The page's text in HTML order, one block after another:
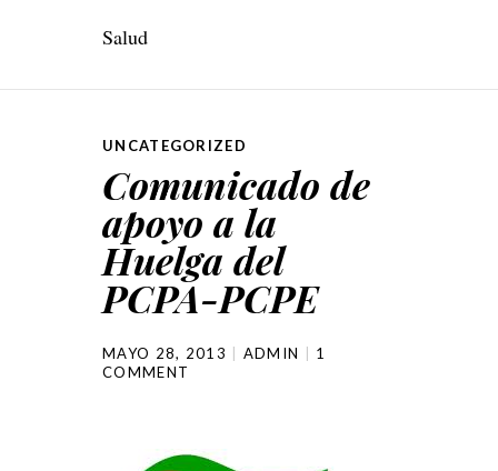
Salud
UNCATEGORIZED
Comunicado de
apoyo a la
Huelga del
PCPA-PCPE
MAYO 28, 2013 ADMIN
1
COMMENT